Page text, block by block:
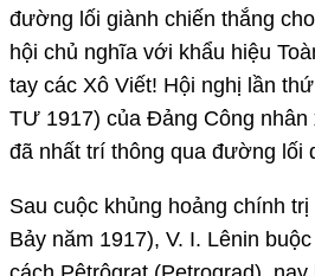
đường lối giành chiến thắng
hội chủ nghĩa với khẩu hiệu
tay các Xô Viết! Hội nghị lần
TƯ 1917) của Đảng Công nhân
đã nhất trí thông qua đường lối
Sau cuộc khủng hoảng chính
Bảy năm 1917), V. I. Lênin